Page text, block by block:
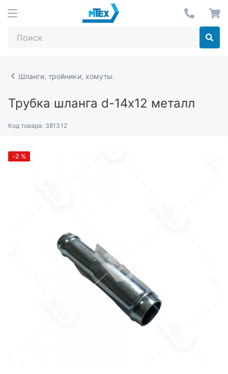
Шланги, тройники, хомуты.
Трубка шланга d-14х12 металл
Код товара: 381312
-2 %